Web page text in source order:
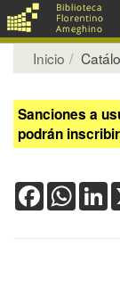
Inicio
Sanciones a
podrán
Facebook